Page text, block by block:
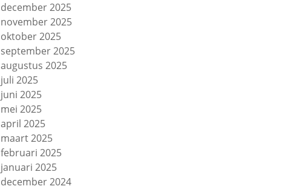
december 2025
november 2025
oktober 2025
september 2025
augustus 2025
juli 2025
juni 2025
mei 2025
april 2025
maart 2025
februari 2025
januari 2025
december 2024